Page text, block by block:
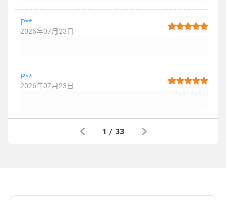
P**
2026年07月23日
P**
2026年07月23日
1 / 33